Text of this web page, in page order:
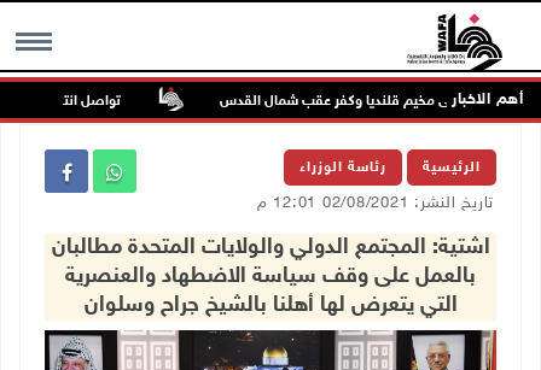
MENU أهم الاخبار تواصل انتهاكات
الرئيسية رئاسة الوزراء
تاريخ النشر: 02/08/2021 12:01 م
اشتية: المجتمع الدولي والولايات المتحدة مطالبان
بالعمل على وقف سياسة الاضطهاد والعنصرية
التي يتعرض لها أهلنا بالشيخ جراح وسلوان